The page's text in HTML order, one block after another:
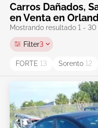
Carros Dañados,
en Venta en
Mostrando resultado 1 - 30
Filter3
FORTE 13 Sorento 12